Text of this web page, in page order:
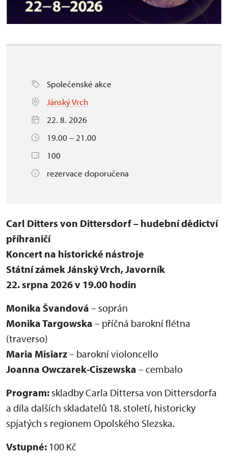
Společenské akce
Jánský Vrch
22. 8. 2026
19.00 – 21.00
100
rezervace doporučena
Carl Ditters von Dittersdorf – hudební dědictví
příhraničí
Koncert na historické nástroje
Státní zámek Jánský Vrch, Javorník
22. srpna 2026 v 19.00 hodin
Monika Švandová – soprán
Monika Targowska – příčná barokní flétna
(traverso)
Maria Misiarz– barokní violoncello
Joanna Owczarek-Ciszewska – cembalo
Program: skladby Carla Dittersa von Dittersdorfa
a díla dalších skladatelů 18. století, historicky
spjatých s regionem Opolského Slezska.
Vstupné: 100 Kč